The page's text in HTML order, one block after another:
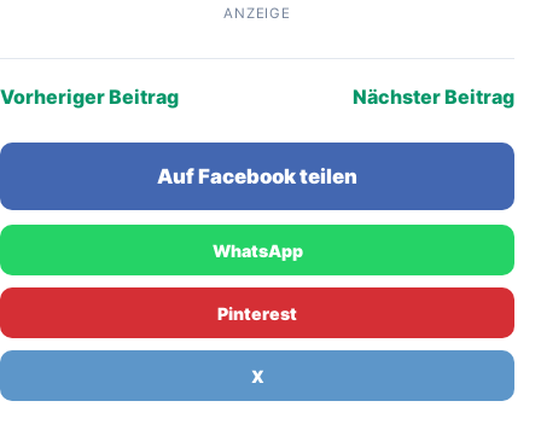
ANZEIGE
Vorheriger Beitrag Nächster Beitrag
Auf Facebook teilen
WhatsApp
Pinterest
X